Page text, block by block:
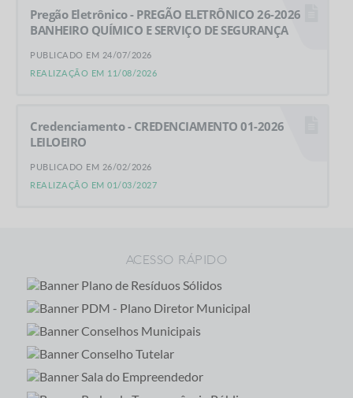
Pregão Eletrônico - PREGÃO ELETRÔNICO 26-2026
BANHEIRO QUÍMICO E SERVIÇO DE SEGURANÇA
PUBLICADO EM 24/07/2026
REALIZAÇÃO EM 11/08/2026
Credenciamento - CREDENCIAMENTO 01-2026
LEILOEIRO
PUBLICADO EM 26/02/2026
REALIZAÇÃO EM 01/03/2027
ACESSO RÁPIDO